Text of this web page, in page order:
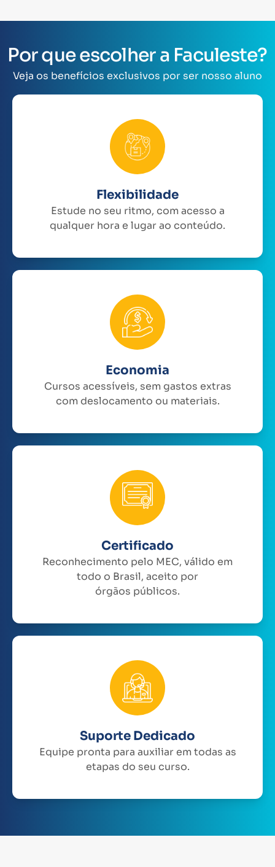
Por que escolher a Faculeste?
Veja os benefícios exclusivos por ser nosso aluno
Flexibilidade
Estude no seu ritmo, com acesso a
qualquer hora e lugar ao conteúdo.
Economia
Cursos acessíveis, sem gastos extras
com deslocamento ou materiais.
Certificado
Reconhecimento pelo MEC, válido em
todo o Brasil, aceito por
órgãos públicos.
Suporte Dedicado
Equipe pronta para auxiliar em todas as
etapas do seu curso.